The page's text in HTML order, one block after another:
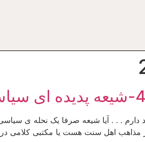
دارم . . . آیا شیعه صرفا یک نحله ی
مذاهب اهل سنت هست یا مکتبی کلامی در